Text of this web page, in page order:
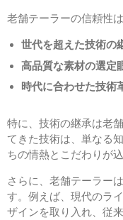
老舗テーラーの信頼性
世代を超えた技術の
高品質な素材の選定
時代に合わせた技術
特に、技術の継承は老
てきた技術は、単なる
ちの情熱とこだわりが
さらに、老舗テーラー
す。例えば、現代のラ
ザインを取り入れ、従